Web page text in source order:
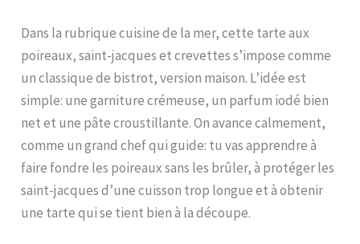
Dans la rubrique cuisine de la mer, cette tarte aux
poireaux, saint-jacques et crevettes s’impose comme
un classique de bistrot, version maison. L’idée est
simple: une garniture crémeuse, un parfum iodé bien
net et une pâte croustillante. On avance calmement,
comme un grand chef qui guide: tu vas apprendre à
faire fondre les poireaux sans les brûler, à protéger les
saint-jacques d’une cuisson trop longue et à obtenir
une tarte qui se tient bien à la découpe.